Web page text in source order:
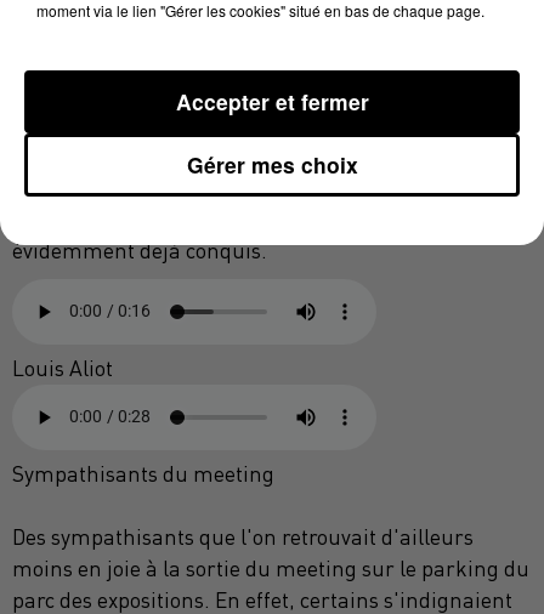
de manqué de rappeler le lieu de ce meeting.
"Bienvenue à Perpignan, qui a déjà fait le choix du
changement. Et ce que nous faisons à Perpignan, je ne
doute pas que Marine le fera pour la France", a
évidemment déjà conquis.
Louis Aliot
Sympathisants du meeting
Des sympathisants que l'on retrouvait d'ailleurs
moins en joie à la sortie du meeting sur le parking du
parc des expositions. En effet, certains s'indignaient
moment via le lien "Gérer les cookies" situé en bas de chaque page.
Gérer mes choix
Accepter et fermer